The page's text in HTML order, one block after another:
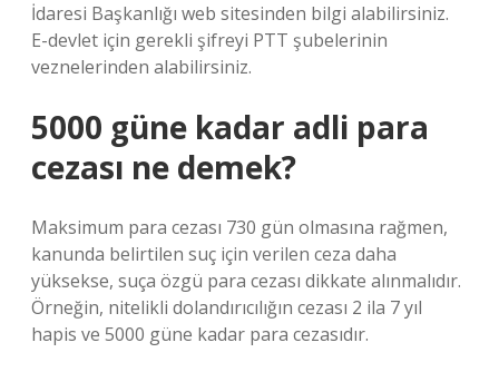
İdaresi Başkanlığı web sitesinden bilgi alabilirsiniz.
E-devlet için gerekli şifreyi PTT şubelerinin
veznelerinden alabilirsiniz.
5000 güne kadar adli para
cezası ne demek?
Maksimum para cezası 730 gün olmasına rağmen,
kanunda belirtilen suç için verilen ceza daha
yüksekse, suça özgü para cezası dikkate alınmalıdır.
Örneğin, nitelikli dolandırıcılığın cezası 2 ila 7 yıl
hapis ve 5000 güne kadar para cezasıdır.